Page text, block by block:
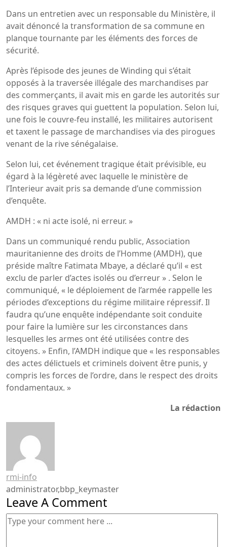
Dans un entretien avec un responsable du Ministère, il
avait dénoncé la transformation de sa commune en
planque tournante par les éléments des forces de
sécurité.
Après l’épisode des jeunes de Winding qui s’était
opposés à la traversée illégale des marchandises par
des commerçants, il avait mis en garde les autorités sur
des risques graves qui guettent la population. Selon lui,
une fois le couvre-feu installé, les militaires autorisent
et taxent le passage de marchandises via des pirogues
venant de la rive sénégalaise.
Selon lui, cet événement tragique était prévisible, eu
égard à la légèreté avec laquelle le ministère de
l’Interieur avait pris sa demande d’une commission
d’enquête.
AMDH : « ni acte isolé, ni erreur. »
Dans un communiqué rendu public, Association
mauritanienne des droits de l’Homme (AMDH), que
préside maître Fatimata Mbaye, a déclaré qu’il « est
exclu de parler d’actes isolés ou d’erreur » . Selon le
communiqué, « le déploiement de l’armée rappelle les
périodes d’exceptions du régime militaire répressif. Il
faudra qu’une enquête indépendante soit conduite
pour faire la lumière sur les circonstances dans
lesquelles les armes ont été utilisées contre des
citoyens. » Enfin, l’AMDH indique que « les responsables
des actes délictuels et criminels doivent être punis, y
compris les forces de l’ordre, dans le respect des droits
fondamentaux. »
La rédaction
rmi-info
administrator,bbp_keymaster
Leave A Comment